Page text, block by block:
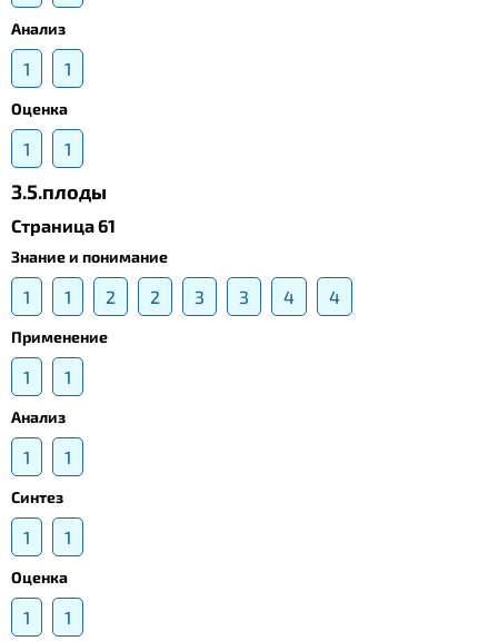
Анализ
1 1
Оценка
1 1
3.5.плоды
Страница 61
Знание и понимание
1 1 2 2 3 3 4 4
Применение
1 1
Анализ
1 1
Синтез
1 1
Оценка
1 1